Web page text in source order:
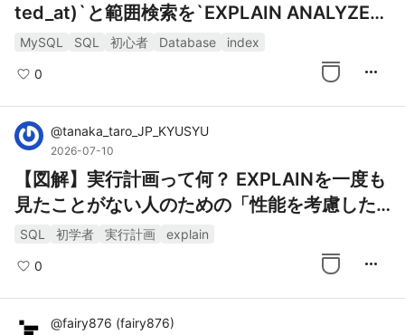
ted_at)`と範囲検索を`EXPLAIN ANALYZE`
で比較した
MySQL SQL 初心者 Database index
0 more_horiz
@tanaka_taro_JP_KYUSYU
2026-07-10
【図解】実行計画って何？ EXPLAINを一度も
見たことがない人のための「性能を考慮したD
B設計・実装」入門
SQL 初学者 実行計画 explain
0 more_horiz
@fairy876 (fairy876)